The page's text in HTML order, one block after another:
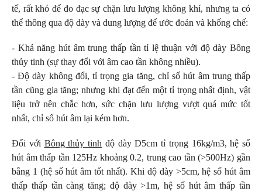
tế, rất khó để đo đạc sự chặn lưu lượng không khí, nhưng ta có
thể thông qua độ dày và dung lượng để ước đoán và khống chế:
- Khả năng hút âm trung thấp tần tỉ lệ thuận với độ dày Bông
thủy tinh (sự thay đổi với âm cao tần không nhiều).
- Độ dày không đổi, tỉ trọng gia tăng, chỉ số hút âm trung thấp
tần cũng gia tăng; nhưng khi đạt đến một tỉ trọng nhất định, vật
liệu trở nên chắc hơn, sức chặn lưu lượng vượt quá mức tốt
nhất, chỉ số hút âm lại kém hơn.
Đối với Bông thủy tinh độ dày D5cm tỉ trọng 16kg/m3, hệ số
hút âm thấp tần 125Hz khoảng 0.2, trung cao tần (>500Hz) gần
bằng 1 (hệ số hút âm tốt nhất). Khi độ dày >5cm, hệ số hút âm
thấp thấp tần càng tăng; độ dày >1m, hệ số hút âm thấp tần